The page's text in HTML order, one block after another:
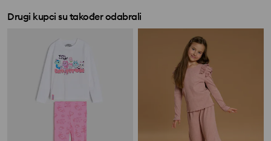
Drugi kupci su također odabrali